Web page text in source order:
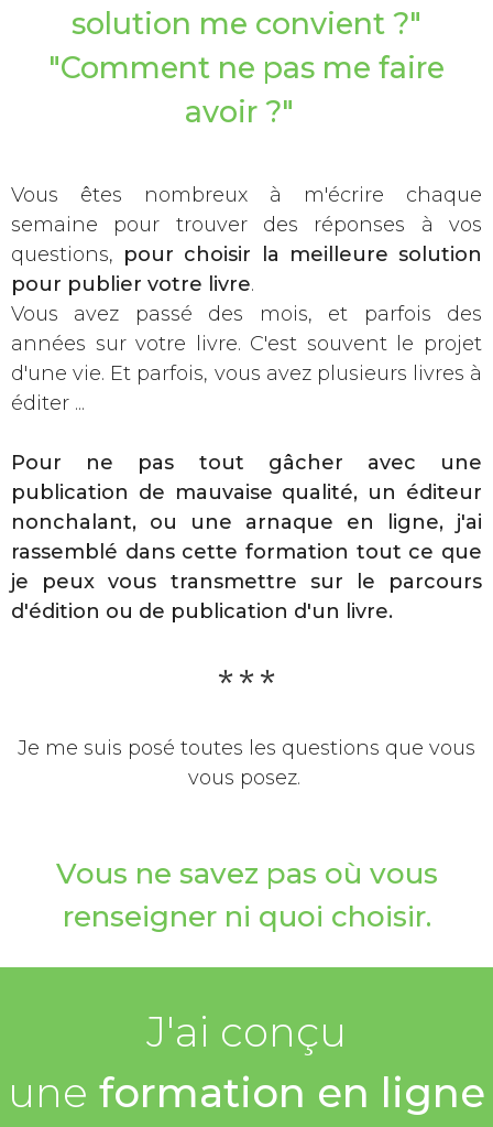
solution me convient ?"
"Comment ne pas me faire
avoir ?"
Vous êtes nombreux à m'écrire chaque
semaine pour trouver des réponses à vos
questions, pour choisir la meilleure solution
pour publier votre livre.
Vous avez passé des mois, et parfois des
années sur votre livre. C'est souvent le projet
d'une vie. Et parfois, vous avez plusieurs livres à
éditer ...
Pour ne pas tout gâcher avec une
publication de mauvaise qualité, un éditeur
nonchalant, ou une arnaque en ligne, j'ai
rassemblé dans cette formation tout ce que
je peux vous transmettre sur le parcours
d'édition ou de publication d'un livre.
* * *
Je me suis posé toutes les questions que vous
vous posez.
Vous ne savez pas où vous
renseigner ni quoi choisir.
J'ai conçu
une formation en ligne